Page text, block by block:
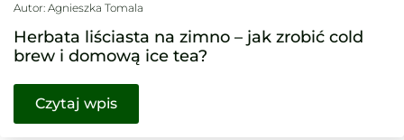
Autor: Agnieszka Tomala
Herbata liściasta na zimno – jak zrobić cold
brew i domową ice tea?
Czytaj wpis